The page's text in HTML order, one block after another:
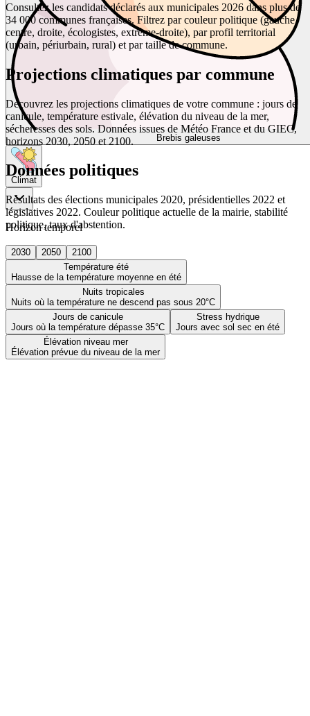
Brebis galeuses
Climat
Horizon temporel
2030 2050
2100
Température été
Hausse de la température moyenne en été
Nuits tropicales
Nuits où la température ne descend pas sous 20°C
Jours de canicule
Jours où la température dépasse 35°C
Stress hydrique
Jours avec sol sec en été
Élévation niveau mer
Élévation prévue du niveau de la mer
Consultez les candidats déclarés aux municipales 2026 dans plus de
34 000 communes françaises. Filtrez par couleur politique (gauche,
centre, droite, écologistes, extrême-droite), par profil territorial
(urbain, périurbain, rural) et par taille de commune.
Projections climatiques par commune
Découvrez les projections climatiques de votre commune : jours de
canicule, température estivale, élévation du niveau de la mer,
sécheresses des sols. Données issues de Météo France et du GIEC,
horizons 2030, 2050 et 2100.
Données politiques
Résultats des élections municipales 2020, présidentielles 2022 et
législatives 2022. Couleur politique actuelle de la mairie, stabilité
politique, taux d'abstention.